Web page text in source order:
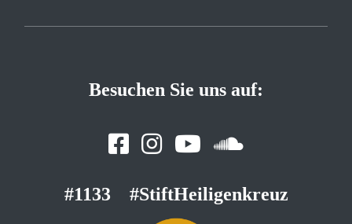
Besuchen Sie uns auf:
#1133 #StiftHeiligenkreuz